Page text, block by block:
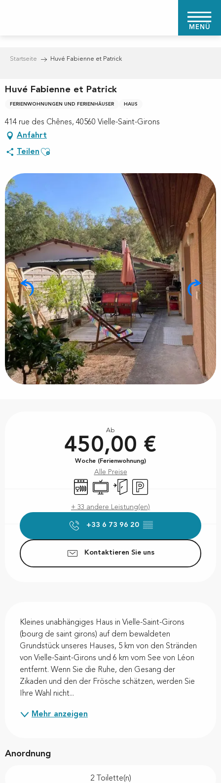
MENÜ
Startseite Huvé Fabienne et Patrick
Huvé Fabienne et Patrick
FERIENWOHNUNGEN UND FERIENHÄUSER HAUS
414 rue des Chênes, 40560 Vielle-Saint-Girons
Anfahrt
Teilen Ajouter aux favoris
Ab
450,00 €
Woche (Ferienwohnung)
Alle Preise
Geschirrspülmaschine
FernsehenUnabhängiger Eingang
Parkplatz
+ 33 andere Leistung(en)
+33 6 73 96 20 ▒▒
Kontaktieren Sie uns
Kleines unabhängiges Haus in Vielle-Saint-Girons
(bourg de saint girons) auf dem bewaldeten
Grundstück unseres Hauses, 5 km von den Stränden
von Vielle-Saint-Girons und 6 km vom See von Léon
entfernt. Wenn Sie die Ruhe, den Gesang der
Zikaden und den der Frösche schätzen, werden Sie
Ihre Wahl nicht...
Mehr anzeigen
Anordnung
2 Toilette(n)